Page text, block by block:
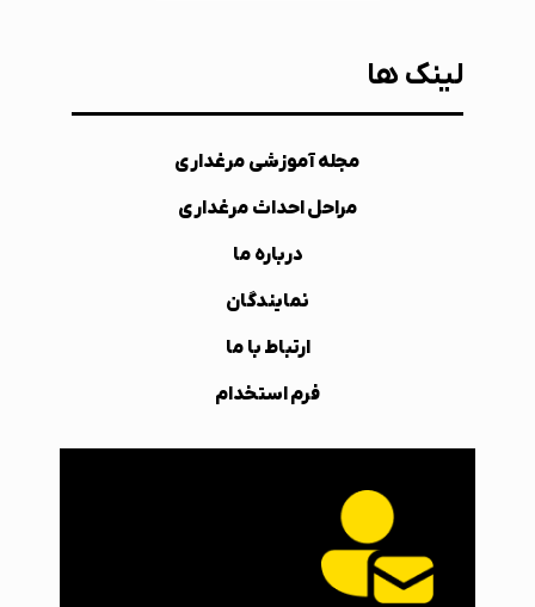
لینک ها
مجله آموزشی مرغداری
مراحل احداث مرغداری
درباره ما
نمایندگان
ارتباط با ما
فرم استخدام